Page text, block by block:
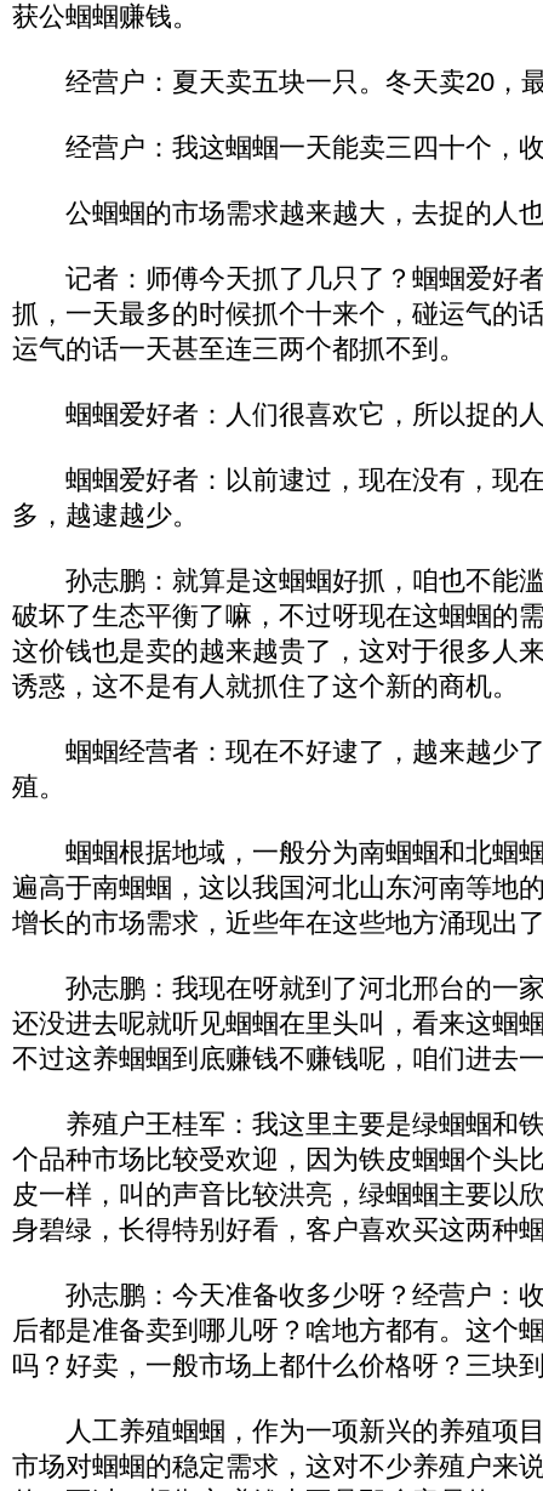
获公蝈蝈赚钱。
经营户：夏天卖五块一只。冬天卖20，
经营户：我这蝈蝈一天能卖三四十个，
公蝈蝈的市场需求越来越大，去捉的人
记者：师傅今天抓了几只了？蝈蝈爱好
抓，一天最多的时候抓个十来个，碰运气的
运气的话一天甚至连三两个都抓不到。
蝈蝈爱好者：人们很喜欢它，所以捉的
蝈蝈爱好者：以前逮过，现在没有，现
多，越逮越少。
孙志鹏：就算是这蝈蝈好抓，咱也不能
破坏了生态平衡了嘛，不过呀现在这蝈蝈的
这价钱也是卖的越来越贵了，这对于很多人
诱惑，这不是有人就抓住了这个新的商机。
蝈蝈经营者：现在不好逮了，越来越少
殖。
蝈蝈根据地域，一般分为南蝈蝈和北蝈
遍高于南蝈蝈，这以我国河北山东河南等地
增长的市场需求，近些年在这些地方涌现出
孙志鹏：我现在呀就到了河北邢台的一
还没进去呢就听见蝈蝈在里头叫，看来这蝈
不过这养蝈蝈到底赚钱不赚钱呢，咱们进去
养殖户王桂军：我这里主要是绿蝈蝈和
个品种市场比较受欢迎，因为铁皮蝈蝈个头
皮一样，叫的声音比较洪亮，绿蝈蝈主要以
身碧绿，长得特别好看，客户喜欢买这两种
孙志鹏：今天准备收多少呀？经营户：
后都是准备卖到哪儿呀？啥地方都有。这个
吗？好卖，一般市场上都什么价格呀？三块
人工养殖蝈蝈，作为一项新兴的养殖项
市场对蝈蝈的稳定需求，这对不少养殖户来